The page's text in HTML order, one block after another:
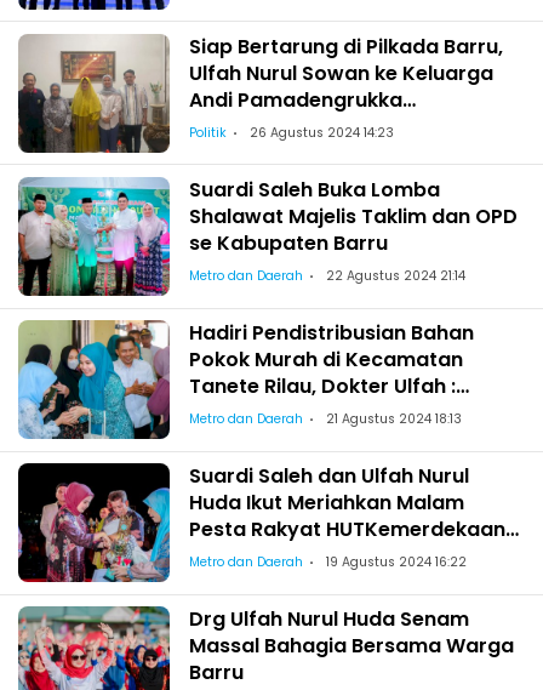
Siap Bertarung di Pilkada Barru,
Ulfah Nurul Sowan ke Keluarga
Andi Pamadengrukka
Mappanyompa
Politik 26 Agustus 2024 14:23
Suardi Saleh Buka Lomba
Shalawat Majelis Taklim dan OPD
se Kabupaten Barru
Metro dan Daerah 22 Agustus 2024 21:14
Hadiri Pendistribusian Bahan
Pokok Murah di Kecamatan
Tanete Rilau, Dokter Ulfah :
Wujudkan Kepedulian Pemerintah
Metro dan Daerah 21 Agustus 2024 18:13
Suardi Saleh dan Ulfah Nurul
Huda Ikut Meriahkan Malam
Pesta Rakyat HUTKemerdekaan
RI ke-79
Metro dan Daerah 19 Agustus 2024 16:22
Drg Ulfah Nurul Huda Senam
Massal Bahagia Bersama Warga
Barru